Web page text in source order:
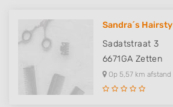
Sandra´s
Sadatstraat 3
6671GA Zetten
Op 5,57 km afstand